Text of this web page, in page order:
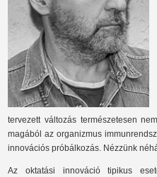
tervezett változás természetesen
magából az organizmus
innovációs próbálkozás. Nézzünk
Az oktatási innováció tipikus